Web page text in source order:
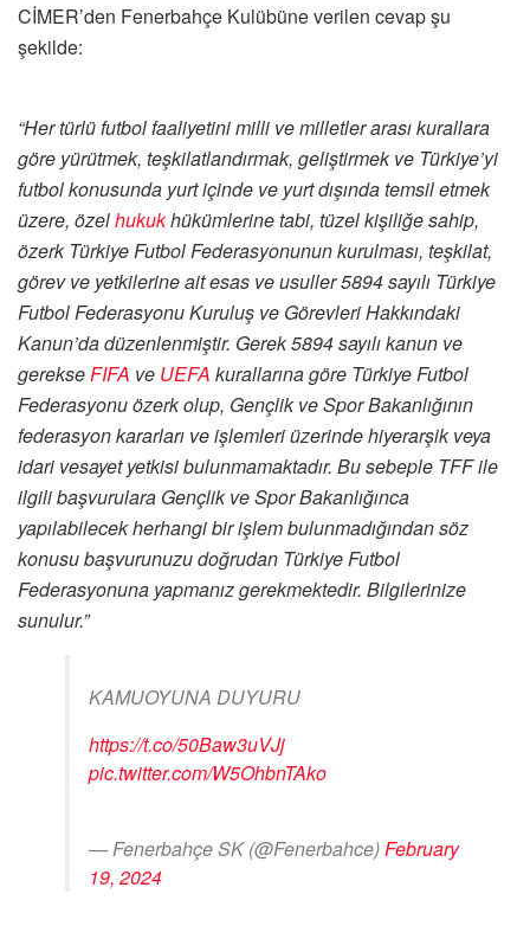
CİMER’den Fenerbahçe Kulübüne verilen cevap şu
şekilde:
“Her türlü futbol faaliyetini milli ve milletler arası kurallara
göre yürütmek, teşkilatlandırmak, geliştirmek ve Türkiye’yi
futbol konusunda yurt içinde ve yurt dışında temsil etmek
üzere, özelhukukhükümlerine tabi, tüzel kişiliğe sahip,
özerk Türkiye Futbol Federasyonunun kurulması, teşkilat,
görev ve yetkilerine ait esas ve usuller 5894 sayılı Türkiye
Futbol Federasyonu Kuruluş ve Görevleri Hakkındaki
Kanun’da düzenlenmiştir. Gerek 5894 sayılı kanun ve
gerekseFIFA ve UEFA kurallarına göre Türkiye Futbol
Federasyonu özerk olup, Gençlik ve Spor Bakanlığının
federasyon kararları ve işlemleri üzerinde hiyerarşik veya
idari vesayet yetkisi bulunmamaktadır. Bu sebeple TFF ile
ilgili başvurulara Gençlik ve Spor Bakanlığınca
yapılabilecek herhangi bir işlem bulunmadığından söz
konusu başvurunuzu doğrudan Türkiye Futbol
Federasyonuna yapmanız gerekmektedir. Bilgilerinize
sunulur.”
KAMUOYUNA DUYURU
https://t.co/50Baw3uVJj
pic.twitter.com/W5OhbnTAko
— Fenerbahçe SK (@Fenerbahce)February
19, 2024